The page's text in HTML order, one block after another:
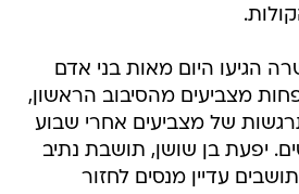
הגיעו היום מאות בני אדם
מצביעים מהסיבוב הראשון,
של מצביעים אחרי שבוע
יפעת בן שושן, תושבת נתיב
עדיין מנסים לחזור